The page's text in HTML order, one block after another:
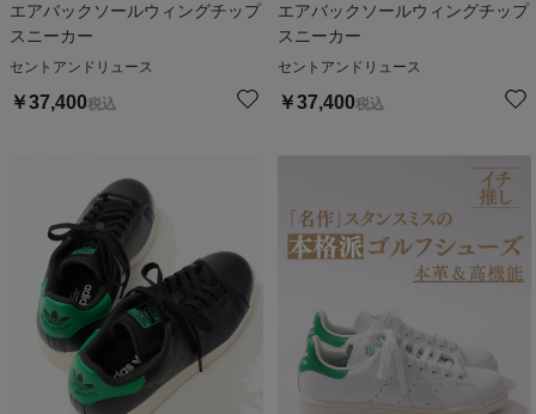
エアバックソールウィングチップ
スニーカー
セントアンドリュース
￥37,400税込
エアバックソールウィングチップ
スニーカー
セントアンドリュース
￥37,400税込